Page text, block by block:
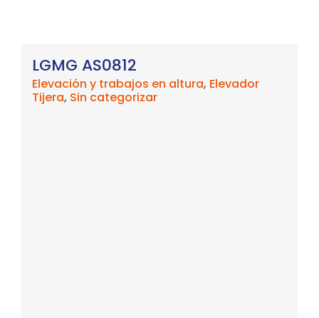
LGMG AS0812
Elevación y trabajos en altura, Elevador
Tijera, Sin categorizar